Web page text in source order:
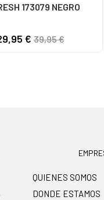
173079 NEGRO
€39,95 €
QUIENES SOMOS
DONDE ESTAMOS